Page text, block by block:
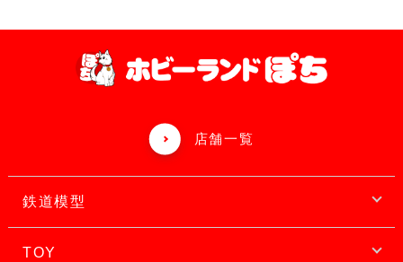
店舗一覧
鉄道模型
TOY